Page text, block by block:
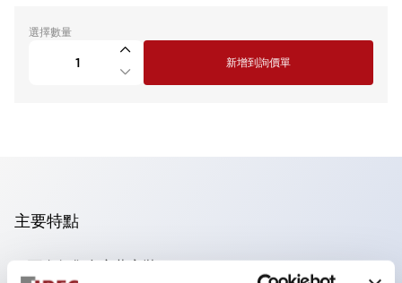
選擇數量
新增到詢價單
主要特點
可進行集合密著安裝